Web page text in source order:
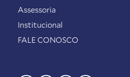
Assessoria
Institucional
FALE CONOSCO